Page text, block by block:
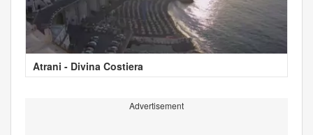
Atrani - Divina Costiera
Advertisement